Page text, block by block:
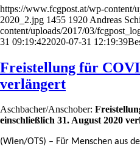
https://www.fcgpost.at/wp-content/
2020_2.jpg 1455 1920 Andreas
content/uploads/2017/03/
31 09:19:422020-07-31 12:19:39
Freistellung für
verlängert
Aschbacher/Anschober:
einschließlich 31. August 2020
(Wien/OTS) – Für Menschen aus